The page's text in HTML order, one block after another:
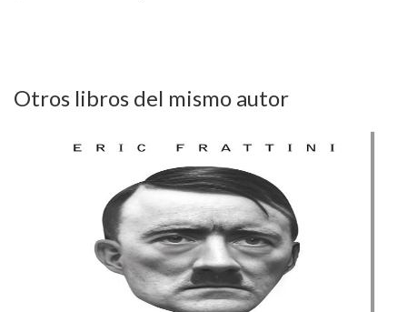
Otros libros del mismo autor